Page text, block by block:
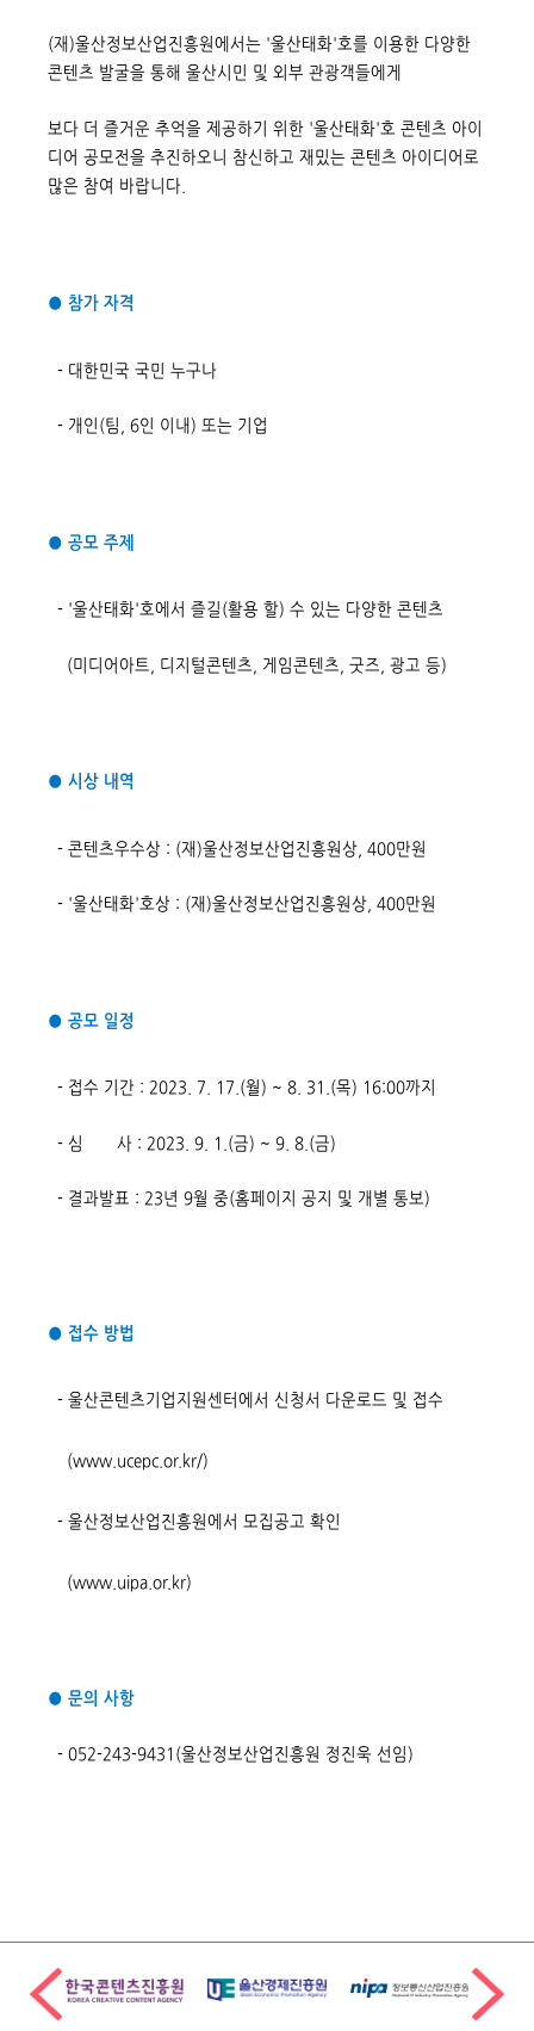
(재)울산정보산업진흥원에서는 '울산태화'호를 이용한 다양한
콘텐츠 발굴을 통해 울산시민 및 외부 관광객들에게
보다 더 즐거운 추억을 제공하기 위한 '울산태화'호 콘텐츠 아이
디어 공모전을 추진하오니 참신하고 재밌는 콘텐츠 아이디어로
많은 참여 바랍니다.
● 참가 자격
- 대한민국 국민 누구나
- 개인(팀, 6인 이내) 또는 기업
● 공모 주제
- '울산태화'호에서 즐길(활용 할) 수 있는 다양한 콘텐츠
(미디어아트, 디지털콘텐츠, 게임콘텐츠, 굿즈, 광고 등)
● 시상 내역
- 콘텐츠우수상 : (재)울산정보산업진흥원상, 400만원
- '울산태화'호상 : (재)울산정보산업진흥원상, 400만원
● 공모 일정
- 접수 기간 : 2023. 7. 17.(월) ~ 8. 31.(목) 16:00까지
- 심 사 : 2023. 9. 1.(금) ~ 9. 8.(금)
- 결과발표 : 23년 9월 중(홈페이지 공지 및 개별 통보)
● 접수 방법
- 울산콘텐츠기업지원센터에서 신청서 다운로드 및 접수
(www.ucepc.or.kr/)
- 울산정보산업진흥원에서 모집공고 확인
(www.uipa.or.kr)
● 문의 사항
- 052-243-9431(울산정보산업진흥원 정진욱 선임)